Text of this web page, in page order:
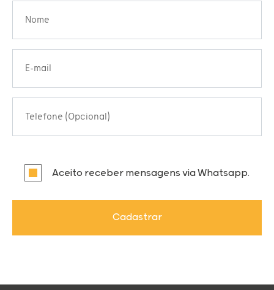
Aceito receber mensagens via Whatsapp.
Cadastrar